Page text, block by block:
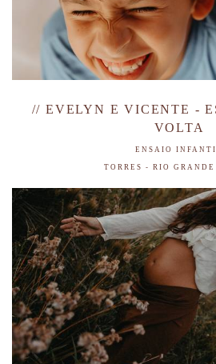
// EVELYN E VICENTE -
VOLTA
ENSAIO
TORRES - RIO GRANDE